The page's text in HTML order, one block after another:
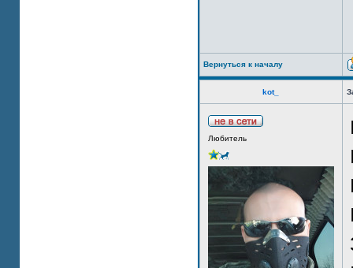
Вернуться к началу
kot_
Любитель